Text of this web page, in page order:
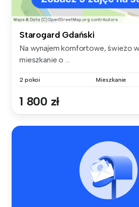
Starogard Gdański
Na wynajem komfortowe, świeżo
mieszkanie o ...
2 pokoi Mieszkanie
1 800 zł